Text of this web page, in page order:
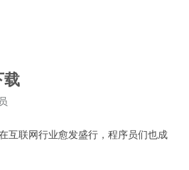
载
联网行业愈发盛行，程序员们也成